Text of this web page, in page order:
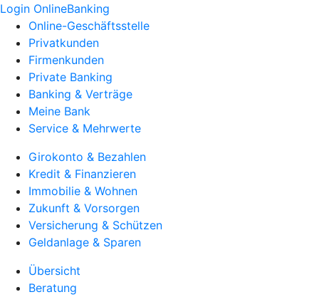
Login OnlineBanking
Online-Geschäftsstelle
Privatkunden
Firmenkunden
Private Banking
Banking & Verträge
Meine Bank
Service & Mehrwerte
Girokonto & Bezahlen
Kredit & Finanzieren
Immobilie & Wohnen
Zukunft & Vorsorgen
Versicherung & Schützen
Geldanlage & Sparen
Übersicht
Beratung